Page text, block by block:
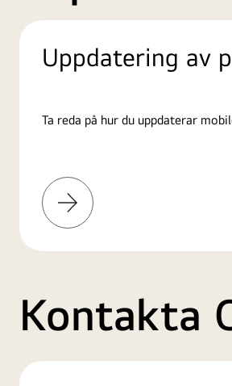
Uppdatering av
Ta reda på hur du uppdaterar
Läs
mer
Kontakta